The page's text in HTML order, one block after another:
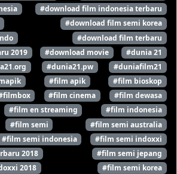
#download film indonesia terbaru
#download film semi korea
#download film terbaru
2019
#download movie
#dunia 21
#dunia21.pw
#duniafilm21
#film apik
#film bioskop
#film cinema
#film dewasa
#film en streaming
#film indonesia
#film semi
#film semi australia
#film semi indonesia
#film semi indoxxi
2018
#film semi jepang
2018
#film semi korea